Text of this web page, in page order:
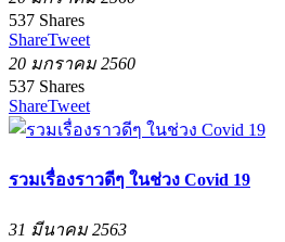
537 Shares
ShareTweet
20 มกราคม 2560
537 Shares
ShareTweet
รวมเรื่องราวดีๆ ในช่วง Covid 19
31 มีนาคม 2563